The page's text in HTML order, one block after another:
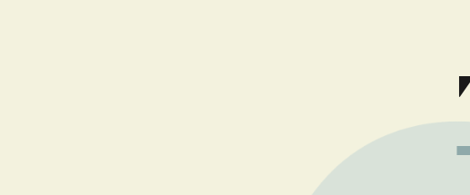
La tradition spirituelle la plus incomprise au monde — des